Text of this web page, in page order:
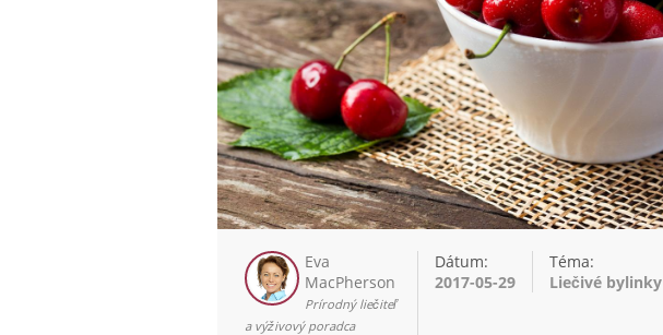
Eva
MacPherson
Prírodný liečiteľ
a výživový poradca
Dátum:
2017-05-29
Téma:
Liečivé bylinky